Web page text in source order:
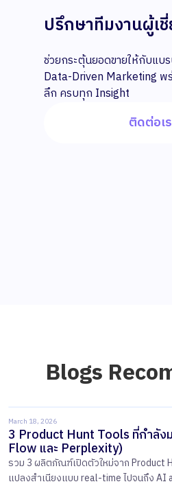
ปรึกษาทีมงานผู้เ
ช่วยกระตุ้นยอดขายให้กับแ
Data-Driven Marketing พ
ลึก ครบทุก Insight
ติดต่อเ
Blogs
March 18, 2026
3 Product Hunt Tools ที่กำลัง
Flow และ Perplexity)
รวม 3 ผลิตภัณฑ์เปิดตัวใหม่จาก Product
แปลงสำเนียงแบบ real-time ไปจนถึง AI